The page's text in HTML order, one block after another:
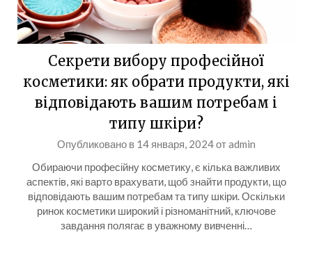
Секрети вибору професійної
косметики: як обрати продукти, які
відповідають вашим потребам і
типу шкіри?
Опубликовано в 14 января, 2024отadmin
Обираючи професійну косметику, є кілька важливих
аспектів, які варто врахувати, щоб знайти продукти, що
відповідають вашим потребам та типу шкіри. Оскільки
ринок косметики широкий і різноманітний, ключове
завдання полягає в уважному вивченні…